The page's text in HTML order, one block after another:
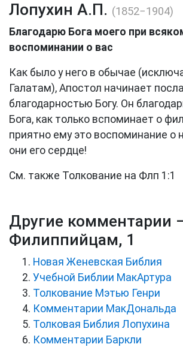
Лопухин А.П. (1852−1904)
Благодарю Бога моего при
воспоминании о вас
Как было у него в обычае
Галатам), Апостол начинает
благодарностью Богу. Он
Бога, как только вспоминает о
приятно ему это воспоминание о
они его сердце!
См. также Толкование на Флп 1:1
Другие комментарии
Филиппийцам, 1
Новая Женевская Библия
Учебной Библии МакАртура
Толкование Мэтью Генри
Комментарии МакДональда
Толковая Библия Лопухина
Комментарии Баркли